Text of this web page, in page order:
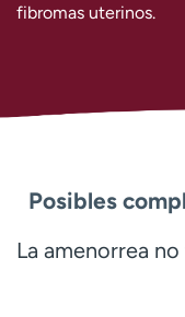
fibromas uterinos.
Posibles
La amenorrea